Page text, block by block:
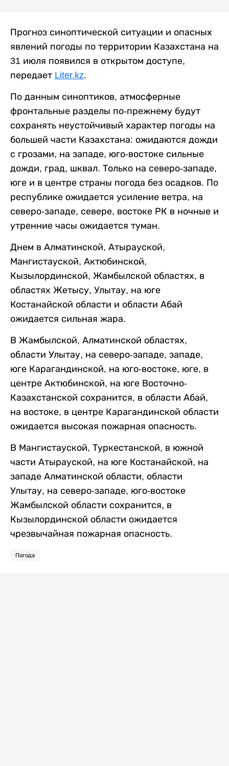
Прогноз синоптической ситуации и опасных
явлений погоды по территории Казахстана на
31 июля появился в открытом доступе,
передает Liter.kz.
По данным синоптиков, атмосферные
фронтальные разделы по-прежнему будут
сохранять неустойчивый характер погоды на
большей части Казахстана: ожидаются дожди
с грозами, на западе, юго-востоке сильные
дожди, град, шквал. Только на северо-западе,
юге и в центре страны погода без осадков. По
республике ожидается усиление ветра, на
северо-западе, севере, востоке РК в ночные и
утренние часы ожидается туман.
Днем в Алматинской, Атырауской,
Мангистауской, Актюбинской,
Кызылординской, Жамбылской областях, в
областях Жетысу, Улытау, на юге
Костанайской области и области Абай
ожидается сильная жара.
В Жамбылской, Алматинской областях,
области Улытау, на северо-западе, западе,
юге Карагандинской, на юго-востоке, юге, в
центре Актюбинской, на юге Восточно-
Казахстанской сохранится, в области Абай,
на востоке, в центре Карагандинской области
ожидается высокая пожарная опасность.
В Мангистауской, Туркестанской, в южной
части Атырауской, на юге Костанайской, на
западе Алматинской области, области
Улытау, на северо-западе, юго-востоке
Жамбылской области сохранится, в
Кызылординской области ожидается
чрезвычайная пожарная опасность.
Погода